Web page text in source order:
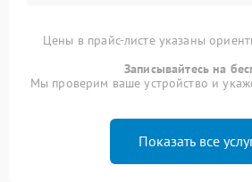
Цены в прайс-листе указаны
Записывайтесь на
Мы проверим ваше устройство и
Показать все